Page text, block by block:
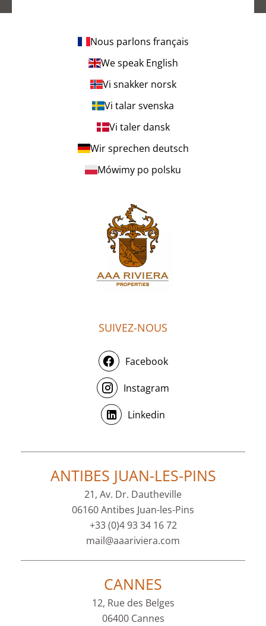
Nous parlons français
We speak English
Vi snakker norsk
Vi talar svenska
Vi taler dansk
Wir sprechen deutsch
Mówimy po polsku
SUIVEZ-NOUS
Facebook
Instagram
Linkedin
ANTIBES JUAN-LES-PINS
21, Av. Dr. Dautheville
06160 Antibes Juan-les-Pins
+33 (0)4 93 34 16 72
mail@aaariviera.com
CANNES
12, Rue des Belges
06400 Cannes